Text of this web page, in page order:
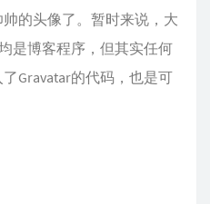
的头像了。暂时来说，大
是博客程序，但其实任何
Gravatar的代码，也是可